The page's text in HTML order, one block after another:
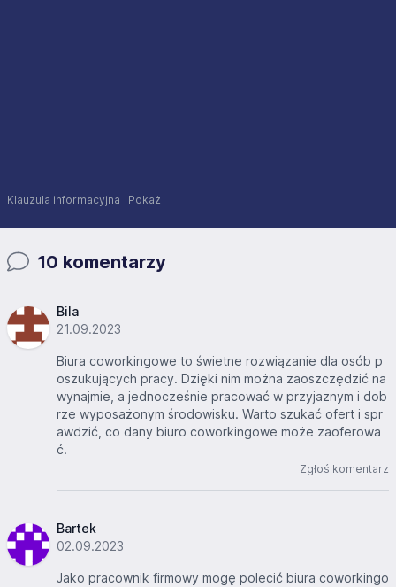
Klauzula informacyjna Pokaż
10 komentarzy
Bila
21.09.2023
Biura coworkingowe to świetne rozwiązanie dla osób p
oszukujących pracy. Dzięki nim można zaoszczędzić na
wynajmie, a jednocześnie pracować w przyjaznym i dob
rze wyposażonym środowisku. Warto szukać ofert i spr
awdzić, co dany biuro coworkingowe może zaoferowa
ć.
Zgłoś komentarz
Bartek
02.09.2023
Jako pracownik firmowy mogę polecić biura coworkingo